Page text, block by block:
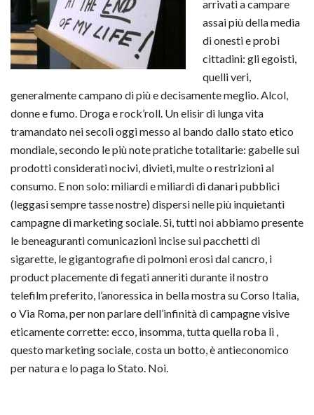
arrivati a campare
assai più della media
di onesti e probi
cittadini: gli egoisti,
quelli veri,
generalmente campano di più e decisamente meglio. Alcol,
donne e fumo. Droga e rock’roll. Un elisir di lunga vita
tramandato nei secoli oggi messo al bando dallo stato etico
mondiale, secondo le più note pratiche totalitarie: gabelle sui
prodotti considerati nocivi, divieti, multe o restrizioni al
consumo. E non solo: miliardi e miliardi di danari pubblici
(leggasi sempre tasse nostre) dispersi nelle più inquietanti
campagne di marketing sociale. Si, tutti noi abbiamo presente
le beneaguranti comunicazioni incise sui pacchetti di
sigarette, le gigantografie di polmoni erosi dal cancro, i
product placemente di fegati anneriti durante il nostro
telefilm preferito, l’anoressica in bella mostra su Corso Italia,
o Via Roma, per non parlare dell’infinità di campagne visive
eticamente corrette: ecco, insomma, tutta quella roba lì ,
questo marketing sociale, costa un botto, è antieconomico
per natura e lo paga lo Stato. Noi.